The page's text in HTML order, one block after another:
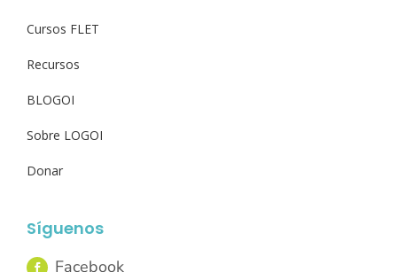
Cursos FLET
Recursos
BLOGOI
Sobre LOGOI
Donar
Síguenos